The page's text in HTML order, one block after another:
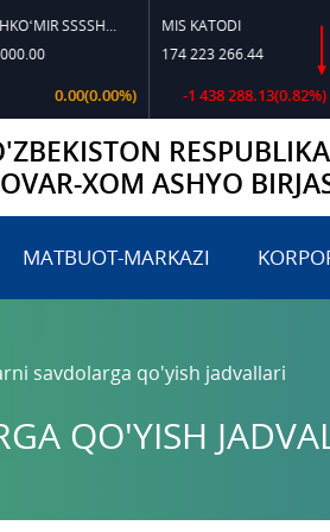
TOSHKO‘MIR SSSSH-13
MIS KATODI
174 223 266.44
-1 438 288.13(0.82%)
17 000
RESPUBLIKA
XOM ASHYO
MATBUOT-MARKAZI
savdolarga qo'yish jadvallari
QO'YISH